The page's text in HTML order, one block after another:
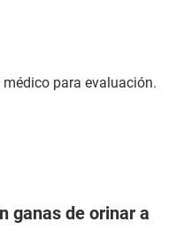
médico para evaluación.
ganas de orinar a